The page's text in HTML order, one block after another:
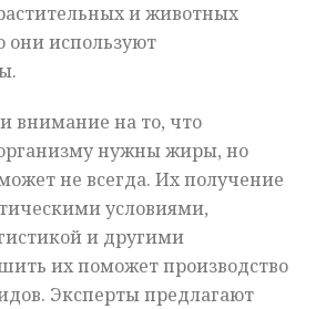
и животных
они используют
внимание на то, что
нужны жиры, но
не всегда. Их получение
условиями,
и другими
их поможет производство
Эксперты предлагают